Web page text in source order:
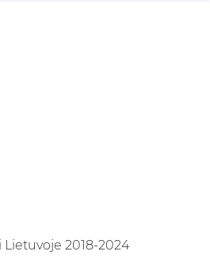
Lietuvoje 2018-2024